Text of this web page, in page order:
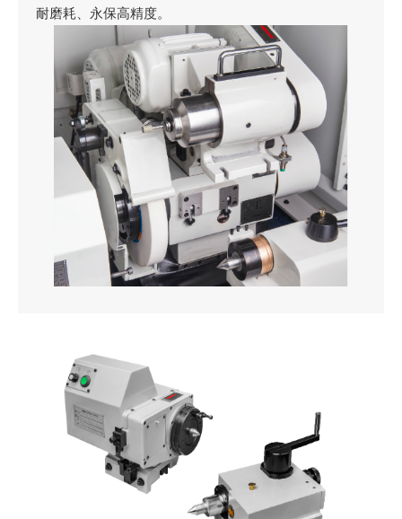
耐磨耗、永保高精度。